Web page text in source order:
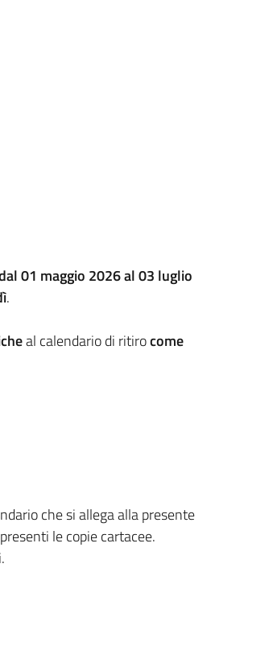
01 maggio 2026 al 03 luglio
.
al calendario di ritirocome
che si allega alla presente
le copie cartacee.